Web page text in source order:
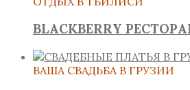
BLACKBERRY
ВАША СВАДЬБА В ГРУЗИИ